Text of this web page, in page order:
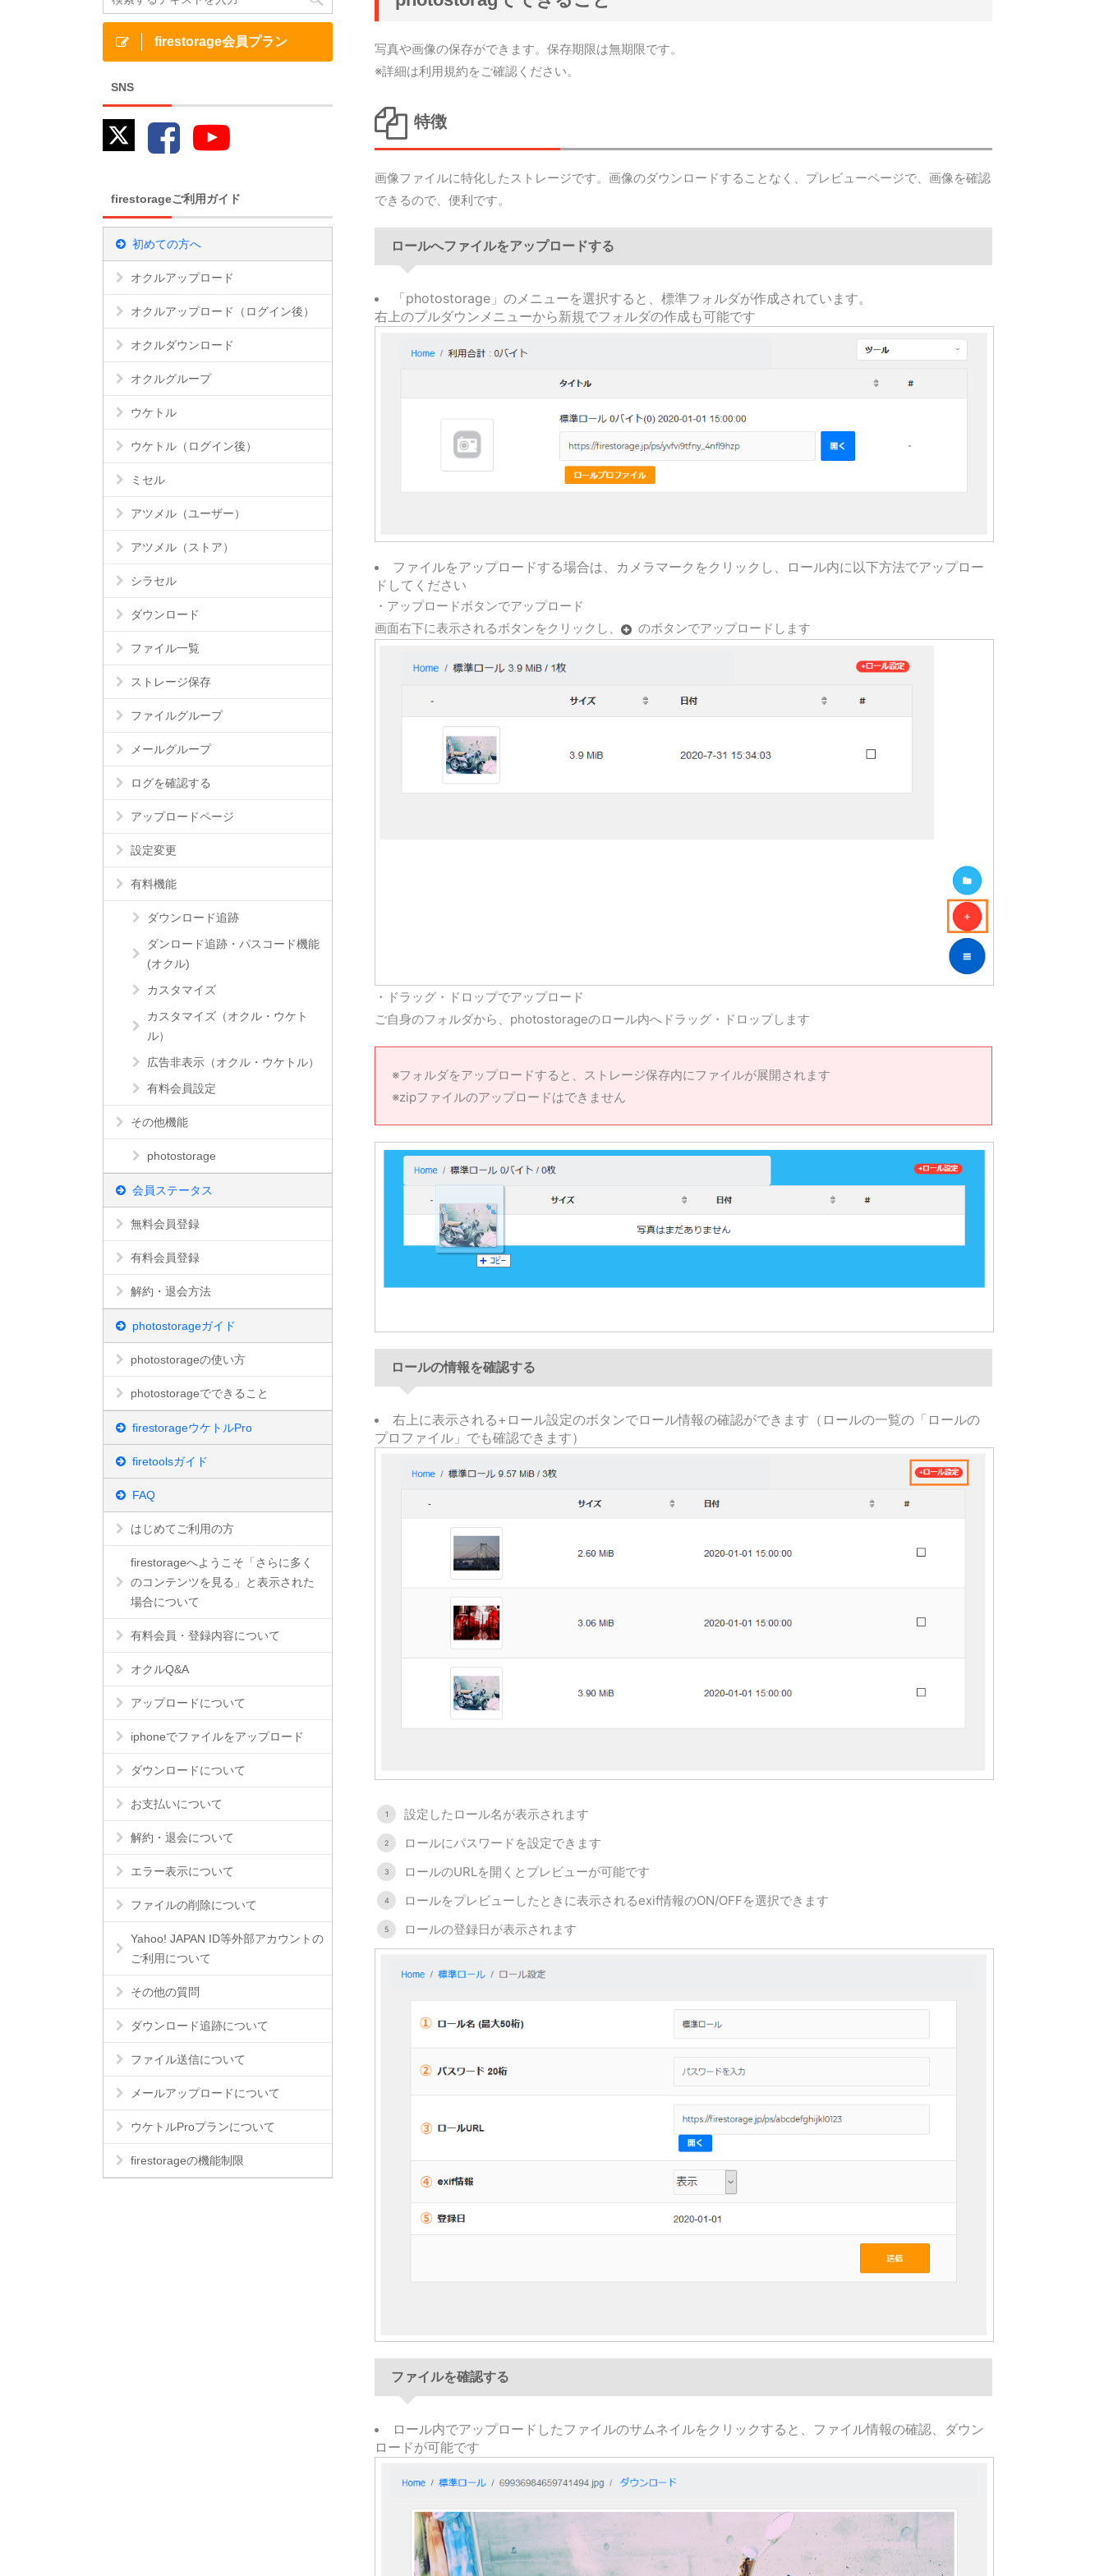
写真や画像の保存ができます。保存期限は無期限です。
※詳細は利用規約をご確認ください。
特徴
画像ファイルに特化したストレージです。画像のダウンロードすることなく、プレビューページで、画像を確認
できるので、便利です。
ロールへファイルをアップロードする
「photostorage」のメニューを選択すると、標準フォルダが作成されています。
右上のプルダウンメニューから新規でフォルダの作成も可能です
ファイルをアップロードする場合は、カメラマークをクリックし、ロール内に以下方法でアップロー
ドしてください
・アップロードボタンでアップロード
画面右下に表示されるボタンをクリックし、
のボタンでアップロードします
・ドラッグ・ドロップでアップロード
ご自身のフォルダから、photostorageのロール内へドラッグ・ドロップします
※フォルダをアップロードすると、ストレージ保存内にファイルが展開されます
※zipファイルのアップロードはできません
ロールの情報を確認する
右上に表示される+ロール設定のボタンでロール情報の確認ができます（ロールの一覧の「ロールの
プロファイル」でも確認できます）
設定したロール名が表示されます
ロールにパスワードを設定できます
ロールのURLを開くとプレビューが可能です
ロールをプレビューしたときに表示されるexif情報のON/OFFを選択できます
ロールの登録日が表示されます
ファイルを確認する
ロール内でアップロードしたファイルのサムネイルをクリックすると、ファイル情報の確認、ダウン
ロードが可能です
firestorage会員プラン
SNS
firestorageご利用ガイド
初めての方へ
オクルアップロード
オクルアップロード（ログイン後）
オクルダウンロード
オクルグループ
ウケトル
ウケトル（ログイン後）
ミセル
アツメル（ユーザー）
アツメル（ストア）
シラセル
ダウンロード
ファイル一覧
ストレージ保存
ファイルグループ
メールグループ
ログを確認する
アップロードページ
設定変更
有料機能
ダウンロード追跡
ダンロード追跡・パスコード機能
(オクル)
カスタマイズ
カスタマイズ（オクル・ウケト
ル）
広告非表示（オクル・ウケトル）
有料会員設定
その他機能
photostorage
会員ステータス
無料会員登録
有料会員登録
解約・退会方法
photostorageガイド
photostorageの使い方
photostorageでできること
firestorageウケトルPro
firetoolsガイド
FAQ
はじめてご利用の方
firestorageへようこそ「さらに多く
のコンテンツを見る」と表示された
場合について
有料会員・登録内容について
オクルQ&A
アップロードについて
iphoneでファイルをアップロード
ダウンロードについて
お支払いについて
解約・退会について
エラー表示について
ファイルの削除について
Yahoo! JAPAN ID等外部アカウントの
ご利用について
その他の質問
ダウンロード追跡について
ファイル送信について
メールアップロードについて
ウケトルProプランについて
firestorageの機能制限